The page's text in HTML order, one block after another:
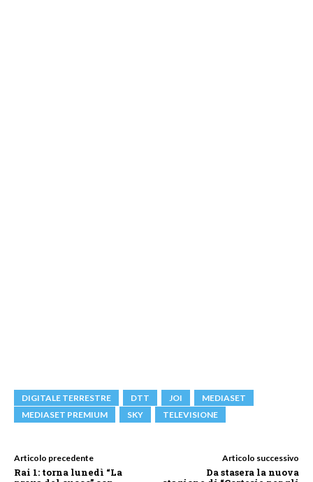
DIGITALE TERRESTRE DTT JOI
MEDIASET
MEDIASET PREMIUM
SKY TELEVISIONE
Articolo precedente
Rai 1: torna lunedì “La
Articolo successivo
Da stasera la nuova